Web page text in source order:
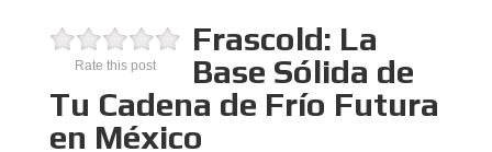
Rate this post
Frascold: La
Base Sólida de
Tu Cadena de Frío Futura
en México